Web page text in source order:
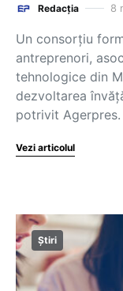
Redacția 8
Un consorţiu
antreprenori,
tehnologice din
dezvoltarea
potrivit
Vezi articolul
Știri